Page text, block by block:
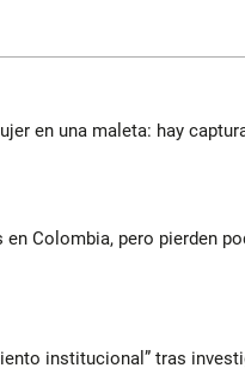
en una maleta: hay
Colombia, pero pierden
institucional” tras